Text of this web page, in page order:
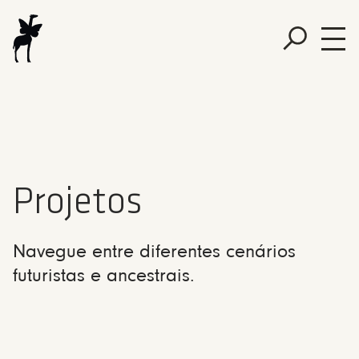
Projetos
Navegue entre diferentes cenários
futuristas e ancestrais.